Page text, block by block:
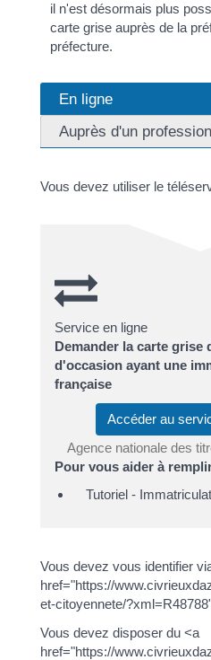
il n'est désormais plus
carte grise auprès de la
préfecture.
En ligne
Auprès d'un
Vous devez utiliser le
Service en ligne
Demander la carte grise
d'occasion ayant une
française
Accéder au
Agence nationale des
Pour vous aider à
Tutoriel -
Vous devez vous identifier
href="https://
et-citoyennete/
Vous devez disposer du <a
href="https://